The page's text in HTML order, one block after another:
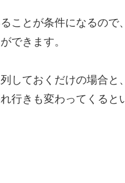
ことが条件になるので
できます。
しておくだけの場合と、
行きも変わってくると